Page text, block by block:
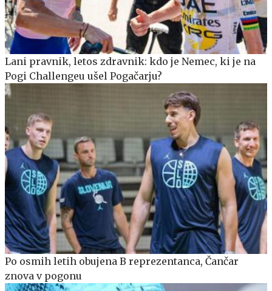
Lani pravnik, letos zdravnik: kdo je Nemec, ki je na
Pogi Challengeu ušel Pogačarju?
Po osmih letih obujena B reprezentanca, Čančar
znova v pogonu